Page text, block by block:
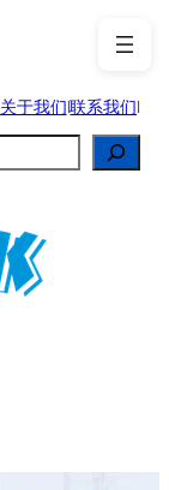
关于我们|联系我们|